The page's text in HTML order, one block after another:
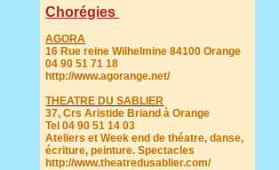
Chorégies
AGORA
16 Rue reine Wilhelmine 84100 Orange
04 90 51 71 18
http://www.agorange.net/
THEATRE DU SABLIER
37, Crs Aristide Briand à Orange
Tel 04 90 51 14 03
Ateliers et Week end de théatre, danse,
écriture, peinture. Spectacles
http://www.theatredusablier.com/